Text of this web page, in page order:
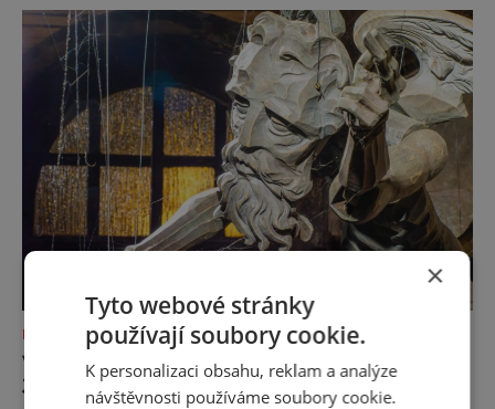
KAM S DĚTMI
V KUKSU OŽÍVAJÍ BRAUNOVY SOCHY
JAKO LOUTKY
×
Tyto webové stránky
používají soubory cookie.
K personalizaci obsahu, reklam a analýze
návštěvnosti používáme soubory cookie.